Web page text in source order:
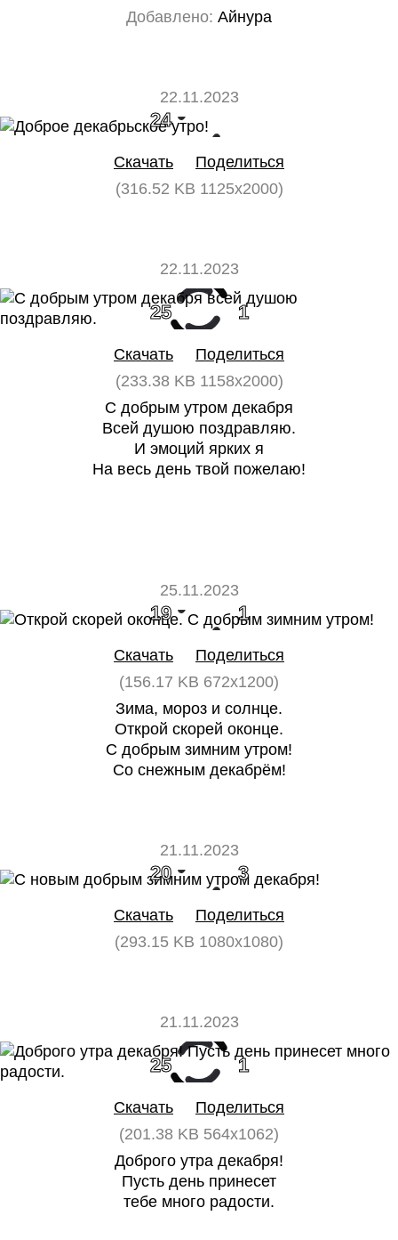
Добавлено: Айнура
22.11.2023
24
Скачать
Поделиться
(316.52 KB 1125x2000)
22.11.2023
25 1
Скачать
Поделиться
(233.38 KB 1158x2000)
С добрым утром декабря
Всей душою поздравляю.
И эмоций ярких я
На весь день твой пожелаю!
25.11.2023
19 1
Скачать
Поделиться
(156.17 KB 672x1200)
Зима, мороз и солнце.
Открой скорей оконце.
С добрым зимним утром!
Со снежным декабрём!
21.11.2023
20 3
Скачать
Поделиться
(293.15 KB 1080x1080)
21.11.2023
25 1
Скачать
Поделиться
(201.38 KB 564x1062)
Доброго утра декабря!
Пусть день принесет
тебе много радости.